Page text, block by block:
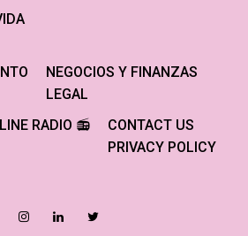
NEGOCIOS Y FINANZAS
LEGAL
RADIO 📻
CONTACT US
PRIVACY POLICY